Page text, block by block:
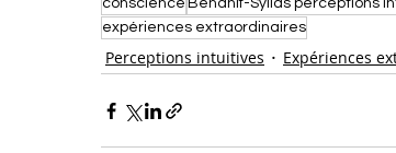
conscience Bendhif-Syllas perceptions
expériences extraordinaires
Perceptions intuitives Expériences